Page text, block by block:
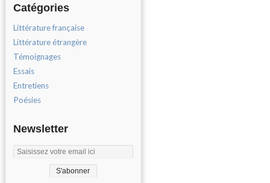
Catégories
Littérature française
Littérature étrangère
Témoignages
Essais
Entretiens
Poésies
Newsletter